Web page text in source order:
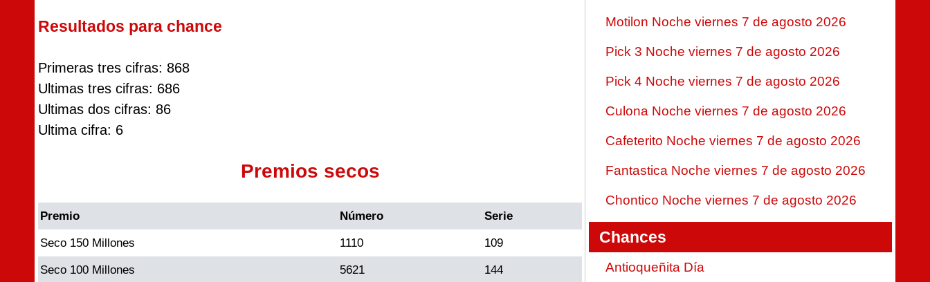
Resultados para chance
Primeras tres cifras: 868
Ultimas tres cifras: 686
Ultimas dos cifras: 86
Ultima cifra: 6
Premios secos
Premio Número Serie
Seco 150 Millones 1110 109
Seco 100 Millones 5621 144
Motilon Noche viernes 7 de agosto 2026
Pick 3 Noche viernes 7 de agosto 2026
Pick 4 Noche viernes 7 de agosto 2026
Culona Noche viernes 7 de agosto 2026
Cafeterito Noche viernes 7 de agosto 2026
Fantastica Noche viernes 7 de agosto 2026
Chontico Noche viernes 7 de agosto 2026
Chances
Antioqueñita Día